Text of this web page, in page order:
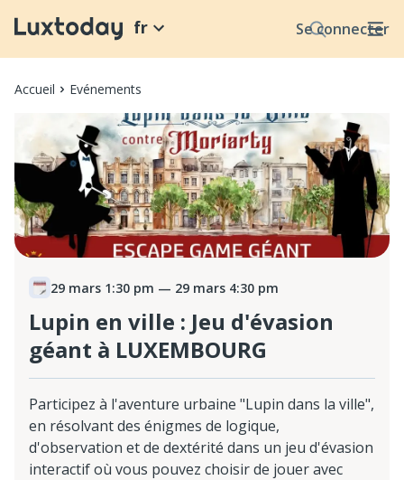
Se connecter
fr
Accueil Evénements
29 mars 1:30 pm — 29 mars 4:30 pm
Lupin en ville : Jeu d'évasion
géant à LUXEMBOURG
Participez à l'aventure urbaine "Lupin dans la ville",
en résolvant des énigmes de logique,
d'observation et de dextérité dans un jeu d'évasion
interactif où vous pouvez choisir de jouer avec